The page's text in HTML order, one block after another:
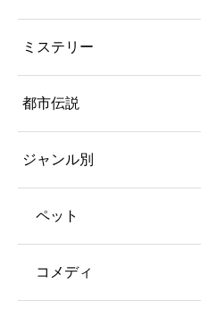
ミステリー
都市伝説
ジャンル別
ペット
コメディ